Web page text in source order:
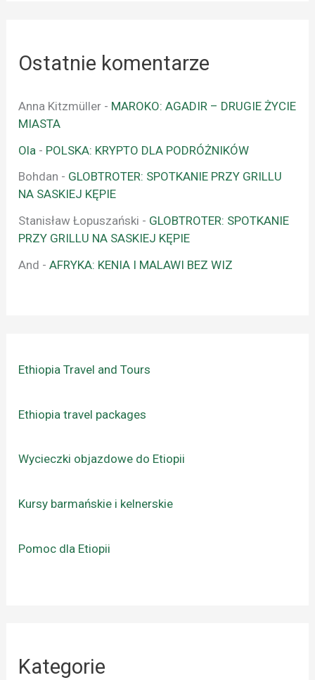
Ostatnie komentarze
Anna Kitzmüller - MAROKO: AGADIR – DRUGIE ŻYCIE
MIASTA
Ola - POLSKA: KRYPTO DLA PODRÓŻNIKÓW
Bohdan - GLOBTROTER: SPOTKANIE PRZY GRILLU
NA SASKIEJ KĘPIE
Stanisław Łopuszański - GLOBTROTER: SPOTKANIE
PRZY GRILLU NA SASKIEJ KĘPIE
And -AFRYKA: KENIA I MALAWI BEZ WIZ
Ethiopia Travel and Tours
Ethiopia travel packages
Wycieczki objazdowe do Etiopii
Kursy barmańskie i kelnerskie
Pomoc dla Etiopii
Kategorie